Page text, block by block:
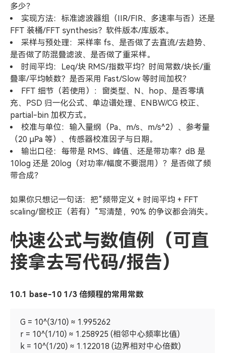
多少？
实现方法：标准滤波器组（IIR/FIR、多速率与否）还是
FFT 装桶/FFT synthesis？软件版本/库版本。
采样与预处理：采样率 fs、是否做了去直流/去趋势、
是否做了防混叠滤波、是否做了重采样。
时间平均：Leq/块 RMS/指数平均？时间常数/块长/重
叠率/平均帧数？是否采用 Fast/Slow 等时间加权？
FFT 细节（若使用）：窗类型、N、hop、是否零填
充、PSD 归一化公式、单边谱处理、ENBW/CG 校正、
partial-bin 加权方式。
校准与单位：输入量纲（Pa、m/s、m/s^2）、参考量
（20 µPa 等）、传感器校准因子与日期。
输出口径：每带是 RMS、峰值、还是带功率？dB 是
10log 还是 20log（对功率/幅度不要混用）？是否做了频
带合成？
如果你只想记一句话：把“频带定义 + 时间平均 + FFT
scaling/窗校正（若有）”写清楚，90% 的争议都会消失。
快速公式与数值例（可直
接拿去写代码/报告）
10.1 base-10 1/3 倍频程的常用常数
G = 10^(3/10) ≈ 1.995262
r = 10^(1/10) ≈ 1.258925 (相邻中心频率比值)
k = 10^(1/20) ≈ 1.122018 (边界相对中心倍数)